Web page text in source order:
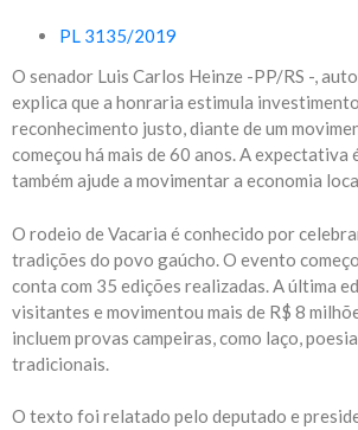
PL 3135/2019
O senador Luis Carlos Heinze -PP/RS -,
explica que a honraria estimula
reconhecimento justo, diante de um
começou há mais de 60 anos. A expectativa
também ajude a movimentar a economia
O rodeio de Vacaria é conhecido por
tradições do povo gaúcho. O evento
conta com 35 edições realizadas. A última
visitantes e movimentou mais de R$ 8
incluem provas campeiras, como laço,
tradicionais.
O texto foi relatado pelo deputado e